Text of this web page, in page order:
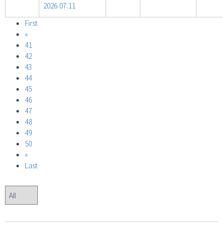
2026.07.11
First
«
41
42
43
44
45
46
47
48
49
50
»
Last